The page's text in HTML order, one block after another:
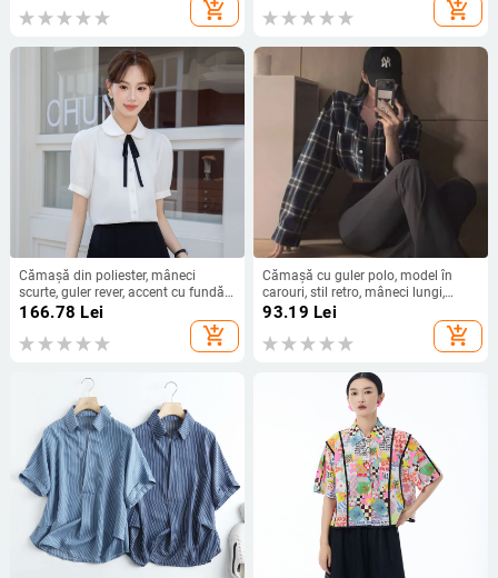
add_shopping_cart add_shopping_cart
Cămașă din poliester, mâneci
scurte, guler rever, accent cu fundă,
croială lejeră
166.78 Lei
add_shopping_cart
Cămașă cu guler polo, model în
carouri, stil retro, mâneci lungi,
lungime scurtă
93.19 Lei
add_shopping_cart